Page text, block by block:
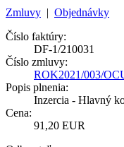
Zmluvy | Objednávky
Číslo faktúry:
DF-1/210031
Číslo zmluvy:
ROK2021/003/
Popis plnenia:
Inzercia - Hlavný
Cena:
91,20 EUR